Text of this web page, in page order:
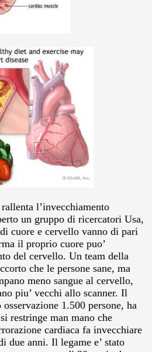
l’invecchiamento
un gruppo di ricercatori Usa,
cuore e cervello vanno di pari
il proprio cuore puo’
del cervello. Un team della
che le persone sane, ma
meno sangue al cervello,
piu’ vecchi allo scanner. Il
1.500 persone, ha
restringe man mano che
cardiaca fa invecchiare
due anni. Il legame e’ stato